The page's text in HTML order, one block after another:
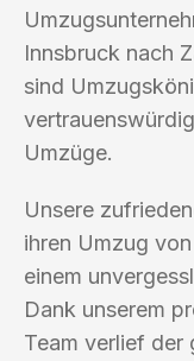
Innsbruck nach
sind
Umzüge.
Unsere
ihren Umzug
einem
Dank unserem
Team verlief der